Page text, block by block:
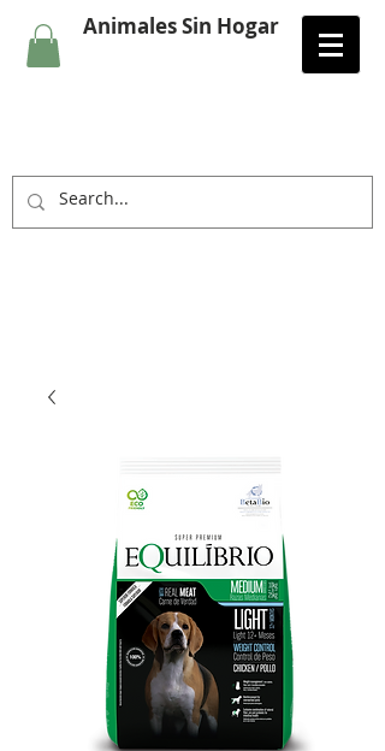
Animales Sin Hogar